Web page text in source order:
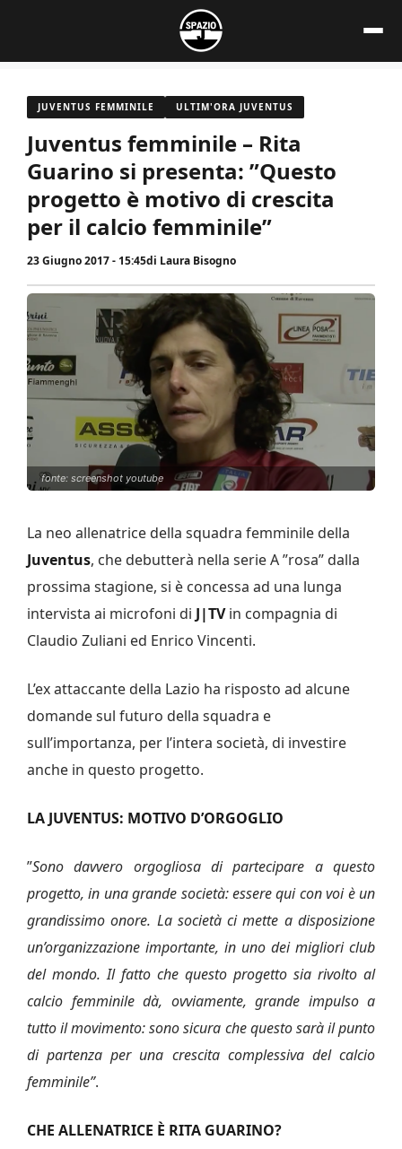
contenuto
JUVENTUS FEMMINILE ULTIM'ORA JUVENTUS
Juventus femminile – Rita
Guarino si presenta: ”Questo
progetto è motivo di crescita
per il calcio femminile”
23 Giugno 2017 - 15:45di Laura Bisogno
fonte: screenshot youtube
La neo allenatrice della squadra femminile della
Juventus, che debutterà nella serie A ”rosa” dalla
prossima stagione, si è concessa ad una lunga
intervista ai microfoni di J|TVin compagnia di
Claudio Zuliani ed Enrico Vincenti.
L’ex attaccante della Lazio ha risposto ad alcune
domande sul futuro della squadra e
sull’importanza, per l’intera società, di investire
anche in questo progetto.
LA JUVENTUS: MOTIVO D’ORGOGLIO
”Sono davvero orgogliosa di partecipare a questo
progetto, in una grande società: essere qui con voi è un
grandissimo onore. La società ci mette a disposizione
un’organizzazione importante, in uno dei migliori club
del mondo. Il fatto che questo progetto sia rivolto al
calcio femminile dà, ovviamente, grande impulso a
tutto il movimento: sono sicura che questo sarà il punto
di partenza per una crescita complessiva del calcio
femminile”.
CHE ALLENATRICE È RITA GUARINO?